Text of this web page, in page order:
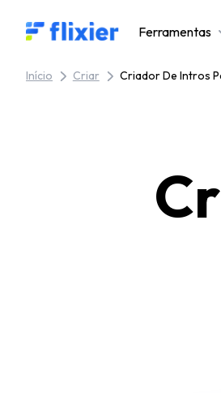
Flixier logo - Home Ferramentas
Início Criar Criador De Intros